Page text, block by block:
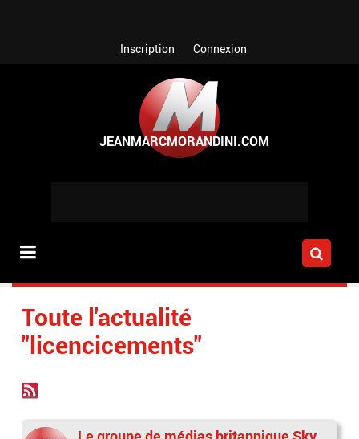
Inscription Connexion
Toute l'actualité
"licencicements"